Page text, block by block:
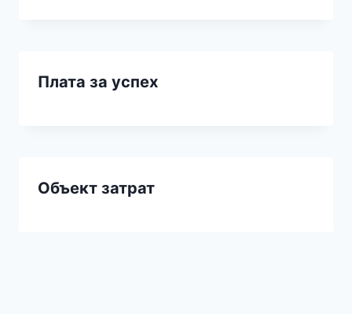
Плата за успех
Объект затрат